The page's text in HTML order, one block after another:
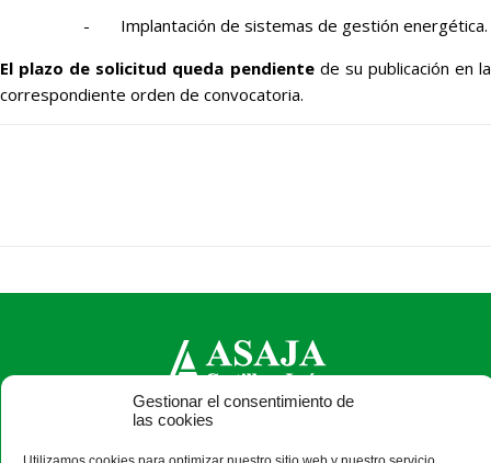
Gestionar el consentimiento de
las cookies
- Implantación de sistemas de gestión energética.
El plazo de solicitud queda pendiente de su publicación en la
correspondiente orden de convocatoria.
ASAJA Castilla y León - Jóvenes Agricultores